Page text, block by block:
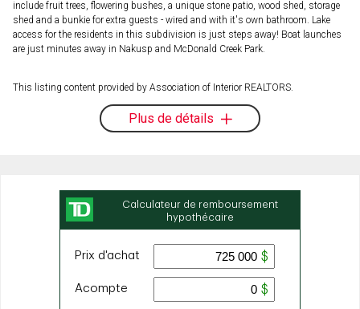
include fruit trees, flowering bushes, a unique stone patio, wood shed, storage
shed and a bunkie for extra guests - wired and with it's own bathroom. Lake
access for the residents in this subdivision is just steps away! Boat launches
are just minutes away in Nakusp and McDonald Creek Park.
This listing content provided by Association of Interior REALTORS.
Plus de détails